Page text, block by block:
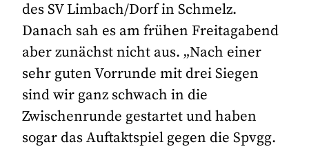
des SV Limbach/Dorf in Schmelz.
Danach sah es am frühen Freitagabend
aber zunächst nicht aus. „Nach einer
sehr guten Vorrunde mit drei Siegen
sind wir ganz schwach in die
Zwischenrunde gestartet und haben
sogar das Auftaktspiel gegen die Spvgg.